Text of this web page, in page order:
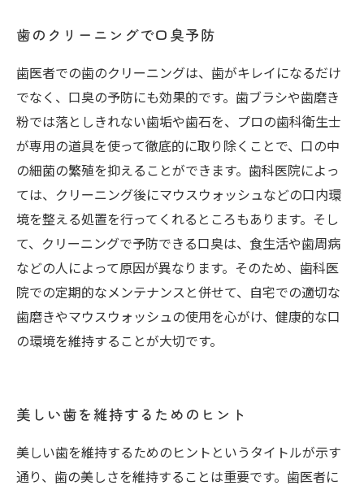
歯のクリーニングで口臭予防
歯医者での歯のクリーニングは、歯がキレイになるだけ
でなく、口臭の予防にも効果的です。歯ブラシや歯磨き
粉では落としきれない歯垢や歯石を、プロの歯科衛生士
が専用の道具を使って徹底的に取り除くことで、口の中
の細菌の繁殖を抑えることができます。歯科医院によっ
ては、クリーニング後にマウスウォッシュなどの口内環
境を整える処置を行ってくれるところもあります。そし
て、クリーニングで予防できる口臭は、食生活や歯周病
などの人によって原因が異なります。そのため、歯科医
院での定期的なメンテナンスと併せて、自宅での適切な
歯磨きやマウスウォッシュの使用を心がけ、健康的な口
の環境を維持することが大切です。
美しい歯を維持するためのヒント
美しい歯を維持するためのヒントというタイトルが示す
通り、歯の美しさを維持することは重要です。歯医者に